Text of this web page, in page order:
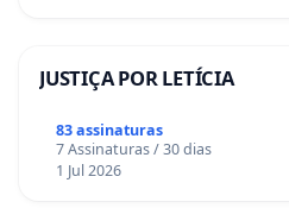
JUSTIÇA POR LETÍCIA
83 assinaturas
7 Assinaturas / 30 dias
1 Jul 2026